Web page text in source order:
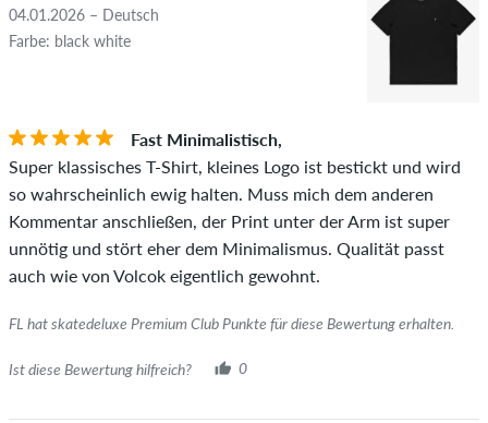
die geltendes Recht oder Urheberrechte verletzen oder Spam
und Fremdwerbung enthalten, werden nicht veröffentlicht.
Die Sternebewertung des Artikels ist der Durchschnitt aller
Ob die Bewertung von einer Person stammt, die diesen
Artikel wirklich gekauft hat, erkennst du am grünen Haken
neben dem Namen mit dem Zusatz "Verifizierter Kauf". Bei
diesen Personen wurde der Kauf anhand ihrer Bestellungen
überprüft. Bei Bewertungen ohne grünen Haken, können wir
leider nicht garantieren, dass die Personen den Artikel
04.01.2026 – Deutsch
Farbe: black white
Fast Minimalistisch,
Super klassisches T-Shirt, kleines Logo ist bestickt und wird
so wahrscheinlich ewig halten. Muss mich dem anderen
Kommentar anschließen, der Print unter der Arm ist super
unnötig und stört eher dem Minimalismus. Qualität passt
auch wie von Volcok eigentlich gewohnt.
FL hat skatedeluxe Premium Club Punkte für diese Bewertung erhalten.
Ist diese Bewertung hilfreich? 0